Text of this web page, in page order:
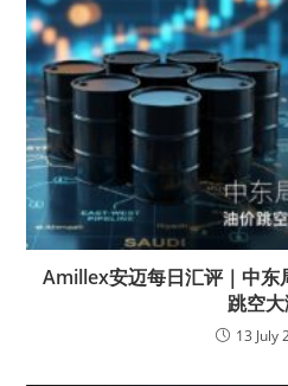
Amillex安迈每日汇评｜中东
跳空
13 July